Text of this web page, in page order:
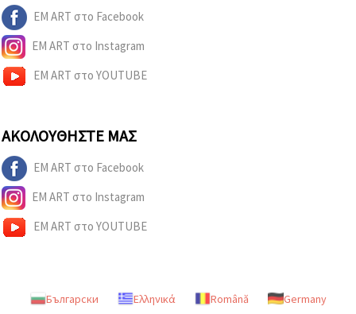
EM ART στο Facebook
EM ART στο Instagram
EM ART στο YOUTUBE
ΑΚΟΛΟΥΘΉΣΤΕ ΜΑΣ
EM ART στο Facebook
EM ART στο Instagram
EM ART στο YOUTUBE
Български Ελληνικά Română Germany